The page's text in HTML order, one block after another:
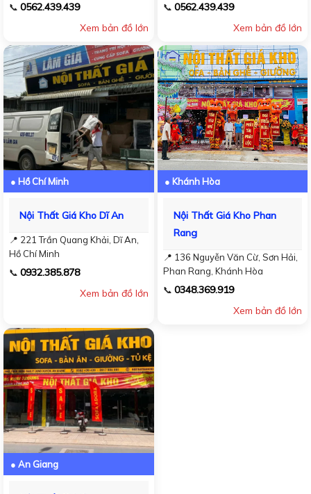
📞 0562.439.439
Xem bản đồ lớn
📞 0562.439.439
Xem bản đồ lớn
● Hồ Chí Minh
Nội Thất Giá Kho Dĩ An
📍 221 Trần Quang Khải, Dĩ An,
Hồ Chí Minh
📞 0932.385.878
Xem bản đồ lớn
● Khánh Hòa
Nội Thất Giá Kho Phan
Rang
📍 136 Nguyễn Văn Cừ, Sơn Hải,
Phan Rang, Khánh Hòa
📞 0348.369.919
Xem bản đồ lớn
● An Giang